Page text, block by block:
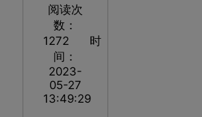
阅读次
数：
1272
时
间：
2023-
05-27
13:49:29